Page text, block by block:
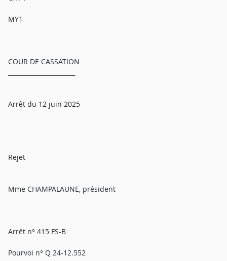
MY1
COUR DE CASSATION
Arrêt du 12 juin 2025
Rejet
Mme CHAMPALAUNE, président
Arrêt n° 415 FS-B
Pourvoi n° Q 24-12.552